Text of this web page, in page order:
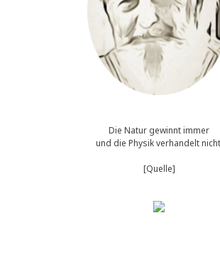
Die Natur gewinnt immer
und die Physik verhandelt
[Quelle]